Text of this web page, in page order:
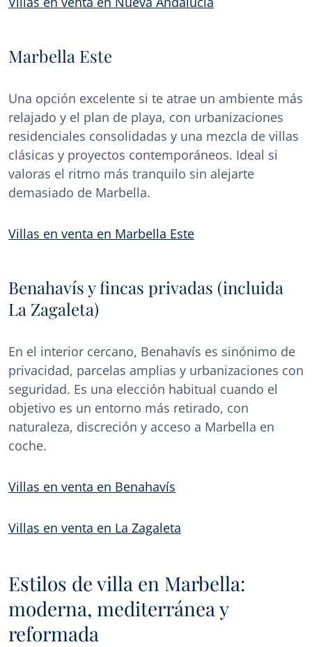
Marbella Este
Una opción excelente si te atrae un ambiente más
relajado y el plan de playa, con urbanizaciones
residenciales consolidadas y una mezcla de villas
clásicas y proyectos contemporáneos. Ideal si
valoras el ritmo más tranquilo sin alejarte
demasiado de Marbella.
Villas en venta en Marbella Este
Benahavís y fincas privadas (incluida
La Zagaleta)
En el interior cercano, Benahavís es sinónimo de
privacidad, parcelas amplias y urbanizaciones con
seguridad. Es una elección habitual cuando el
objetivo es un entorno más retirado, con
naturaleza, discreción y acceso a Marbella en
coche.
Villas en venta en Benahavís
Villas en venta en La Zagaleta
Estilos de villa en Marbella:
moderna, mediterránea y
reformada